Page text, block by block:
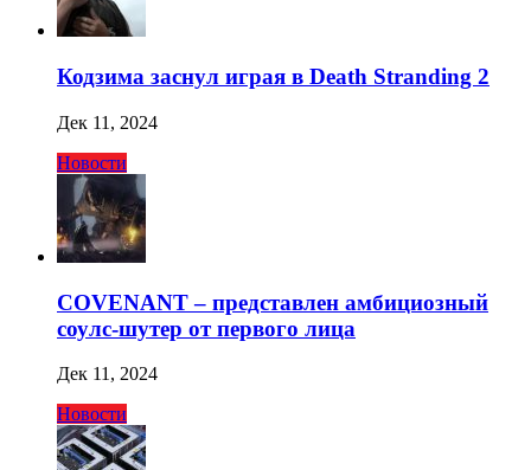
Кодзима заснул играя в Death Stranding 2
Дек 11, 2024
Новости
COVENANT – представлен амбициозный
соулс-шутер от первого лица
Дек 11, 2024
Новости